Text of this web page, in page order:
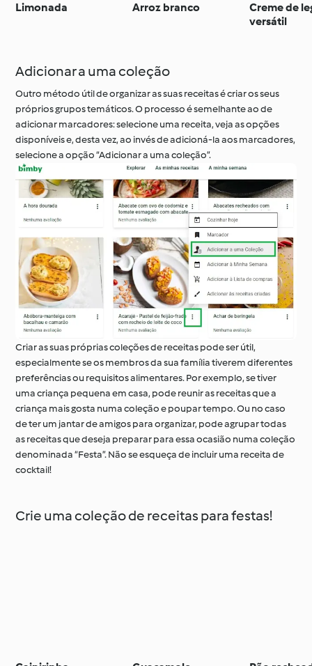
Limonada Arroz branco
Creme de
versátil
Adicionar a uma coleção
Outro método útil de organizar as suas receitas é criar os seus
próprios grupos temáticos. O processo é semelhante ao de
adicionar marcadores: selecione uma receita, veja as opções
disponíveis e, desta vez, ao invés de adicioná-la aos marcadores,
selecione a opção “Adicionar a uma coleção”.
Criar as suas próprias coleções de receitas pode ser útil,
especialmente se os membros da sua família tiverem diferentes
preferências ou requisitos alimentares. Por exemplo, se tiver
uma criança pequena em casa, pode reunir as receitas que a
criança mais gosta numa coleção e poupar tempo. Ou no caso
de ter um jantar de amigos para organizar, pode agrupar todas
as receitas que deseja preparar para essa ocasião numa coleção
denominada “Festa”. Não se esqueça de incluir uma receita de
cocktail!
Crie uma coleção de receitas para festas!